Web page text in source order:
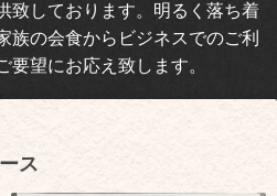
致しております。明るく落ち着
族の会食からビジネスでのご利
要望にお応え致します。
ス